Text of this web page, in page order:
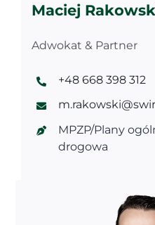
Maciej
Adwokat & Partner
+48 668 398 312
MPZP/Plany
drogowa